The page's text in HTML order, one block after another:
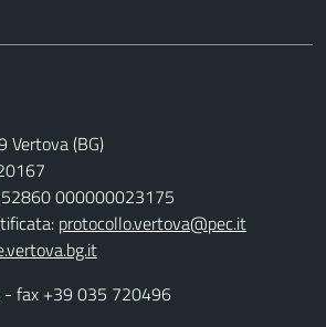
Vertova (BG)
000000023175
protocollo.vertova@pec.it
- fax +39 035 720496